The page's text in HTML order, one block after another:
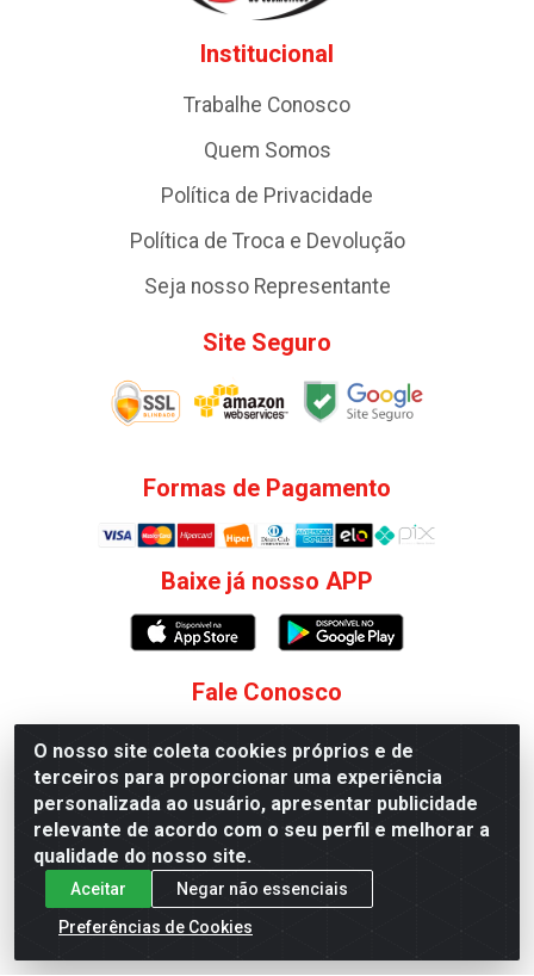
O nosso site coleta cookies próprios e de
terceiros para proporcionar uma experiência
personalizada ao usuário, apresentar publicidade
relevante de acordo com o seu perfil e melhorar a
qualidade do nosso site.
Aceitar
Negar não essenciais
Preferências de Cookies
Institucional
Trabalhe Conosco
Quem Somos
Política de Privacidade
Política de Troca e Devolução
Seja nosso Representante
Site Seguro
Formas de Pagamento
Baixe já nosso APP
Fale Conosco
(75) 99188-6431
(75) 99118-9228
sac@jscosmeticos.com.br
Redes Sociais
Instagram